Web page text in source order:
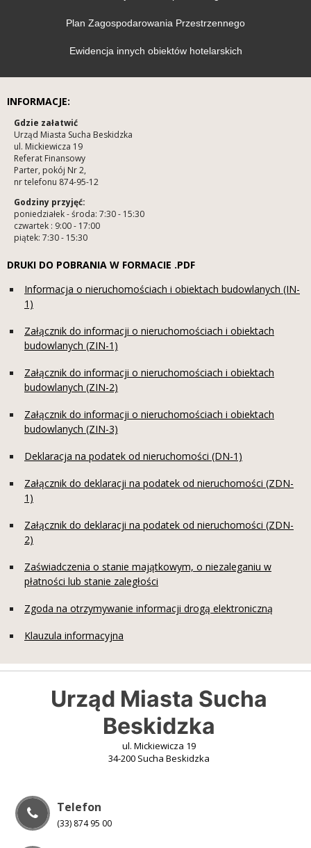
Plan Zagospodarowania Przestrzennego
Ewidencja innych obiektów hotelarskich
INFORMACJE:
Gdzie załatwić
Urząd Miasta Sucha Beskidzka
ul. Mickiewicza 19
Referat Finansowy
Parter, pokój Nr 2,
nr telefonu 874-95-12
Godziny przyjęć:
poniedziałek - środa: 7:30 - 15:30
czwartek : 9:00 - 17:00
piątek: 7:30 - 15:30
DRUKI DO POBRANIA W FORMACIE .PDF
Informacja o nieruchomościach i obiektach budowlanych (IN-
1)
Załącznik do informacji o nieruchomościach i obiektach
budowlanych (ZIN-1)
Załącznik do informacji o nieruchomościach i obiektach
budowlanych (ZIN-2)
Załącznik do informacji o nieruchomościach i obiektach
budowlanych (ZIN-3)
Deklaracja na podatek od nieruchomości (DN-1)
Załącznik do deklaracji na podatek od nieruchomości (ZDN-
1)
Załącznik do deklaracji na podatek od nieruchomości (ZDN-
2)
Zaświadczenia o stanie majątkowym, o niezaleganiu w
płatności lub stanie zaległości
Zgoda na otrzymywanie informacji drogą elektroniczną
Klauzula informacyjna
Urząd Miasta Sucha
Beskidzka
ul. Mickiewicza 19
34-200 Sucha Beskidzka
Telefon
(33) 874 95 00